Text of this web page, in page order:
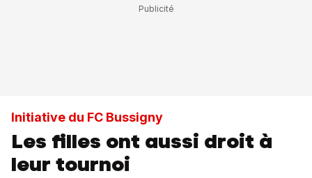
Initiative du FC Bussigny
Les filles ont aussi droit à
leur tournoi